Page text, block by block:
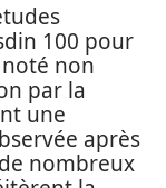
100 pour
non
par la
une
après
nombreux